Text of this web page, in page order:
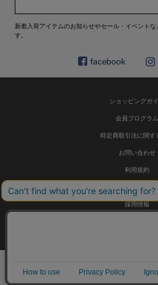
新着入荷アイテムのお知らせやセール・イベント
す。
facebook
ショッピングガ
会員プログラム
特定商取引法に関す
お問い合わせ
利用規約
プライバシーポリ
採用情報